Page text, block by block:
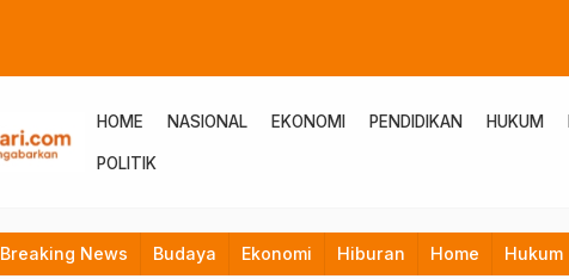
HOME NASIONAL EKONOMI PENDIDIKAN HUKUM
POLITIK
Breaking News Budaya Ekonomi Hiburan Home Hukum